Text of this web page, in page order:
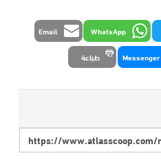
WhatsApp
Email
Messenger طباعة